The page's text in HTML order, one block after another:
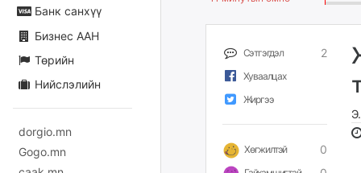
Банк санхүү
Бизнес ААН
Төрийн
Нийслэлийн
dorgio.mn
Gogo.mn
Сэтгэгдэл 2
Хуваалцах
Жиргээ
Хөгжилтэй 0